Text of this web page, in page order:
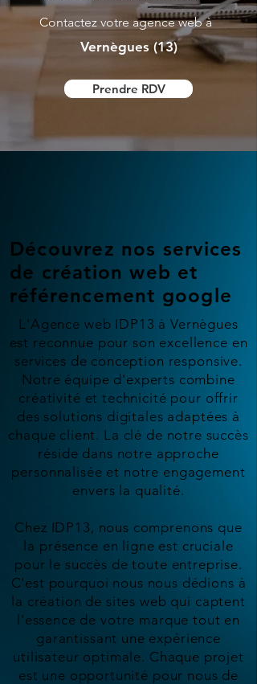
Contactez votre agence web à
Vernègues (13)
Prendre RDV
Découvrez nos services
de création web et
référencement google
L'Agence web IDP13 à Vernègues
est reconnue pour son excellence en
services de conception responsive.
Notre équipe d'experts combine
créativité et technicité pour offrir
des solutions digitales adaptées à
chaque client. La clé de notre succès
réside dans notre approche
personnalisée et notre engagement
envers la qualité.
Chez IDP13, nous comprenons que
la présence en ligne est cruciale
pour le succès de toute entreprise.
C'est pourquoi nous nous dédions à
la création de sites web qui captent
l'essence de votre marque tout en
garantissant une expérience
utilisateur optimale. Chaque projet
est une opportunité pour nous de